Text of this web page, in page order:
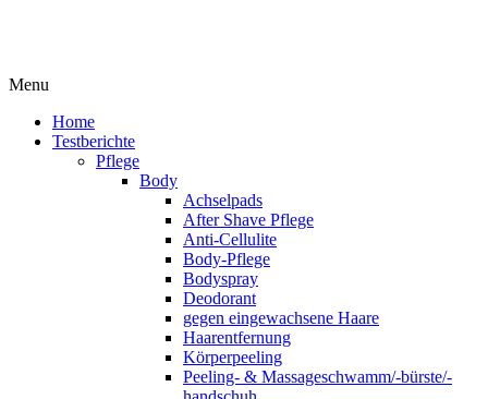
Menu
Home
Testberichte
Pflege
Body
Achselpads
After Shave Pflege
Anti-Cellulite
Body-Pflege
Bodyspray
Deodorant
gegen eingewachsene Haare
Haarentfernung
Körperpeeling
Peeling- & Massageschwamm/-bürste/-